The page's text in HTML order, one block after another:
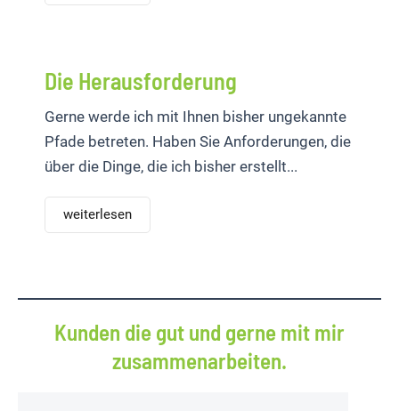
Die Herausforderung
Gerne werde ich mit Ihnen bisher ungekannte
Pfade betreten. Haben Sie Anforderungen, die
über die Dinge, die ich bisher erstellt...
weiterlesen
Kunden die gut und gerne mit mir
zusammenarbeiten.